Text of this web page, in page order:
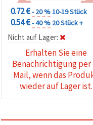
0.72 €- 20 %10-19 Stück
0.54 €- 40 % 20 Stück +
Nicht auf Lager:
Erhalten Sie eine
Benachrichtigung per
Mail, wenn das
wieder auf Lager ist.